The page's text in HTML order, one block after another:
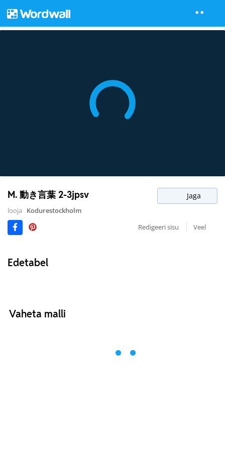
M. 動き言葉 2-3jpsv Jaga
looja
Kodurestockholm
Redigeeri sisu
Veel
Edetabel
Vaheta malli